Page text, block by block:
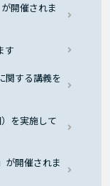
開催されま
す
関する講義を
を実施して
が開催されま